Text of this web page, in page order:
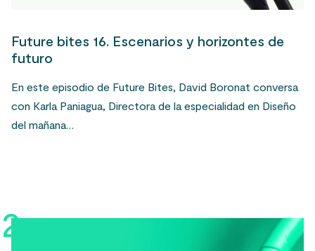
Future bites 16. Escenarios y horizontes de
futuro
En este episodio de Future Bites, David Boronat conversa
con Karla Paniagua, Directora de la especialidad en Diseño
del mañana…
2.